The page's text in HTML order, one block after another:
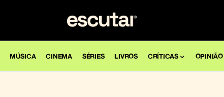
MÚSICA CINEMA SÉRIES LIVROS CRÍTICAS OPINIÃO